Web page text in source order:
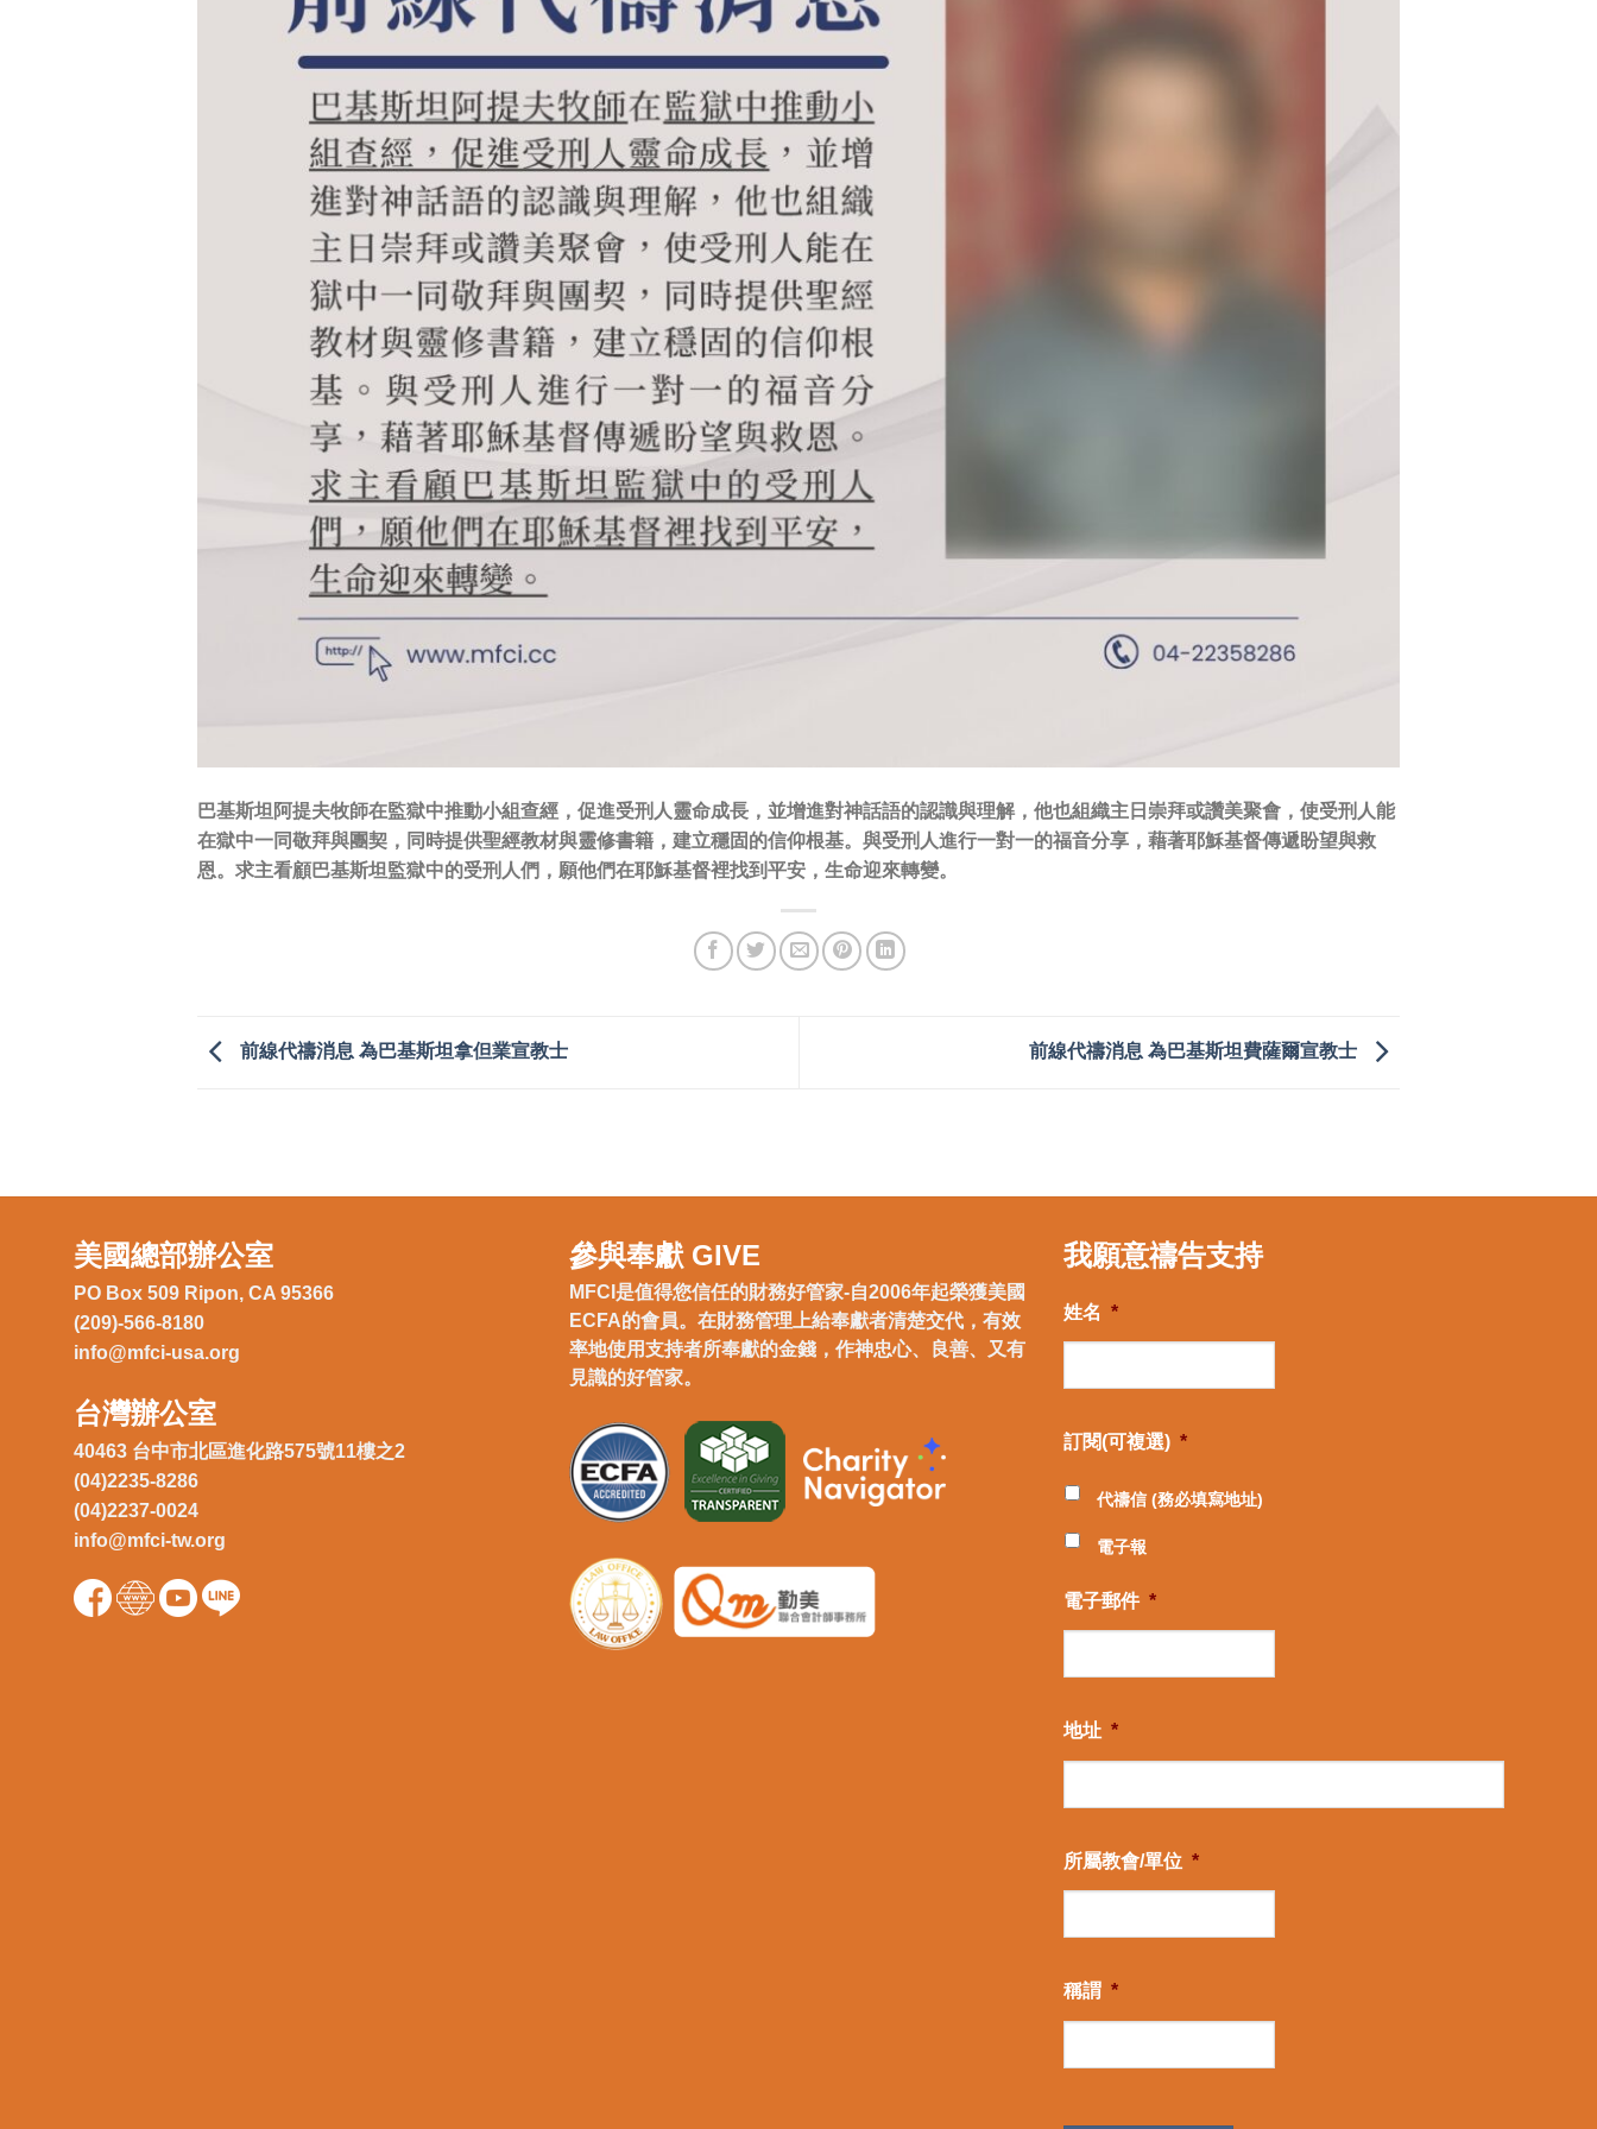
巴基斯坦阿提夫牧師在監獄中推動小組查經，促進受刑人靈命成長，並增進對神話語的認識與理解，他也組織主日崇拜或讚美聚會，使受刑人能
在獄中一同敬拜與團契，同時提供聖經教材與靈修書籍，建立穩固的信仰根基。與受刑人進行一對一的福音分享，藉著耶穌基督傳遞盼望與救
恩。求主看顧巴基斯坦監獄中的受刑人們，願他們在耶穌基督裡找到平安，生命迎來轉變。
前線代禱消息 為巴基斯坦拿但業宣教士 前線代禱消息 為巴基斯坦費薩爾宣教士
美國總部辦公室
PO Box 509 Ripon, CA 95366
(209)-566-8180
info@mfci-usa.org
台灣辦公室
40463 台中市北區進化路575號11樓之2
(04)2235-8286
(04)2237-0024
info@mfci-tw.org
參與奉獻 GIVE
MFCI是值得您信任的財務好管家-自2006年起榮獲美國
ECFA的會員。在財務管理上給奉獻者清楚交代，有效
率地使用支持者所奉獻的金錢，作神忠心、良善、又有
見識的好管家。
我願意禱告支持
姓名 *
訂閱(可複選) *
代禱信 (務必填寫地址)
電子報
電子郵件 *
地址 *
所屬教會/單位 *
稱謂 *